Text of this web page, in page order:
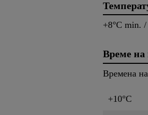
+8°C min.
Време на
Времена
+10°C